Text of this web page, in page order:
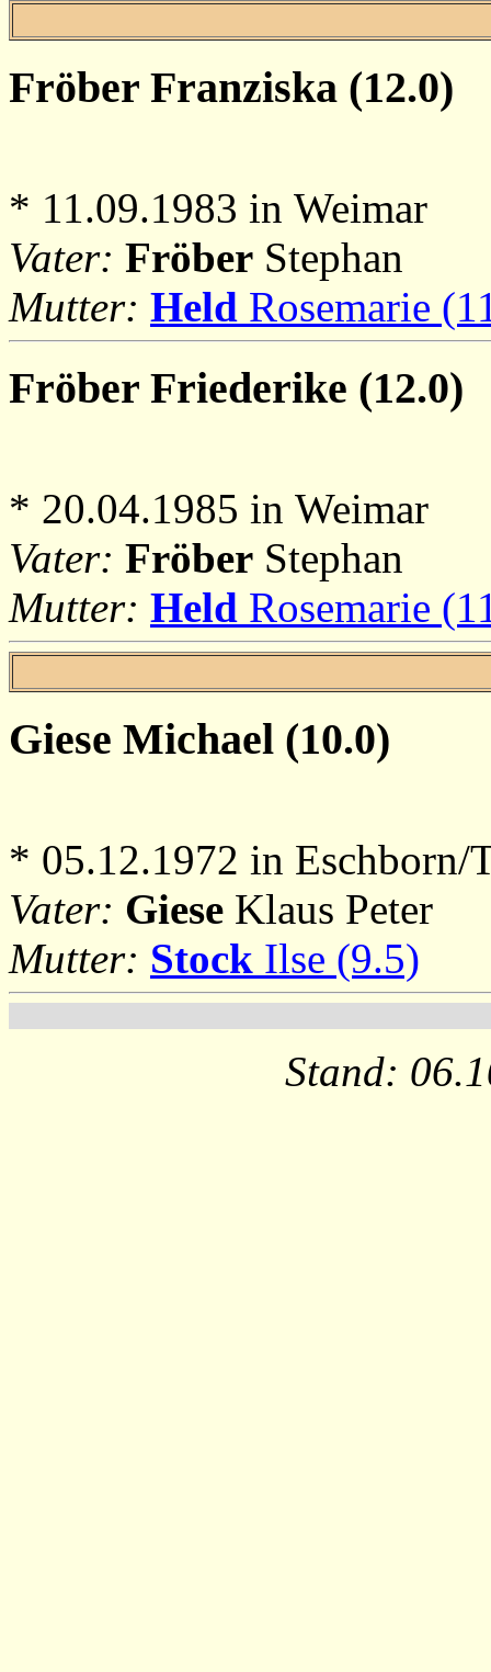
Fröber Franziska (12.0)
* 11.09.1983 in Weimar
Vater: Fröber Stephan
Mutter: Held Rosemarie
Fröber Friederike (12.0)
* 20.04.1985 in Weimar
Vater: Fröber Stephan
Mutter: Held Rosemarie
Giese Michael (10.0)
* 05.12.1972 in Eschborn/
Vater: Giese Klaus Peter
Mutter: Stock Ilse (9.5)
Stand: